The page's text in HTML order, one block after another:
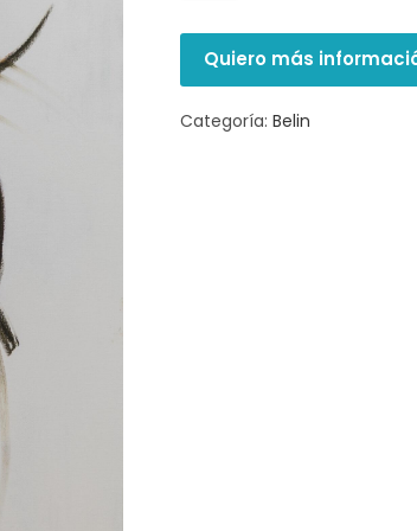
Quiero más
Categoría:Belin